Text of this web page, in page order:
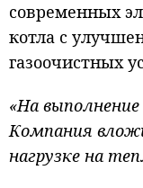
современных
котла с
газоочистных
«На
Компания
нагрузке на